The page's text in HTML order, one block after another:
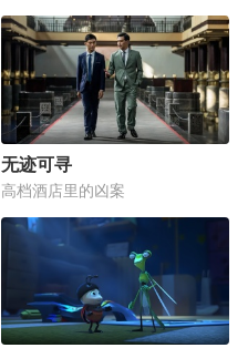
无迹可寻
高档酒店里的凶案